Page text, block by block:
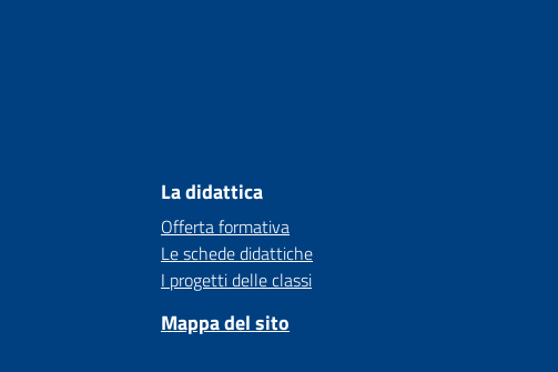
La didattica
Offerta formativa
Le schede didattiche
I progetti delle classi
Mappa del sito